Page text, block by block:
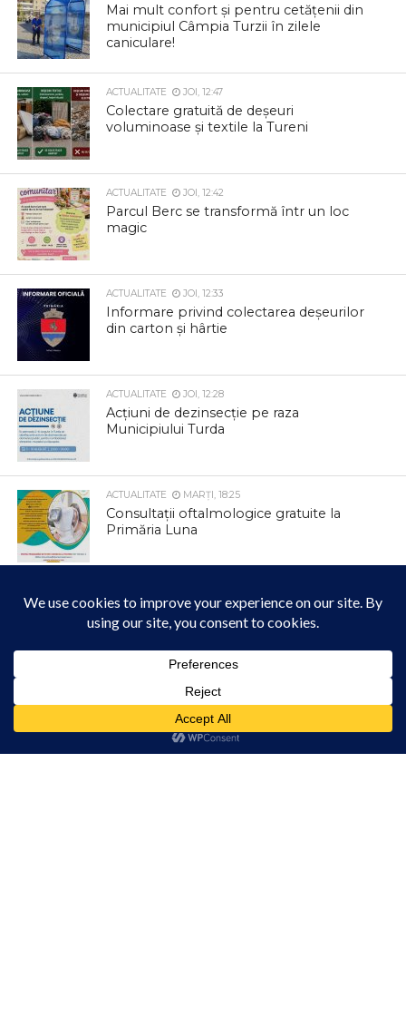
Am înțeles!
Acest site folosește cookies. Navigând în continuare, vă exprimați acordul asupra folosirii
cookie-urilor.
Mai mult confort și pentru cetățenii din
municipiul Câmpia Turzii în zilele
caniculare!
ACTUALITATE JOI, 12:47
Colectare gratuită de deșeuri
voluminoase și textile la Tureni
ACTUALITATE JOI, 12:42
Parcul Berc se transformă într un loc
magic
ACTUALITATE JOI, 12:33
Informare privind colectarea deșeurilor
din carton și hârtie
ACTUALITATE JOI, 12:28
Acțiuni de dezinsecție pe raza
Municipiului Turda
ACTUALITATE MARȚI, 18:25
Consultații oftalmologice gratuite la
Primăria Luna
Comunitatea creștin-ortodoxă din Cheia
se reunește într-un eveniment de suflet
MARȚI, 17:15
ATENȚIE, PARTICIPANȚI LA TRAFIC!